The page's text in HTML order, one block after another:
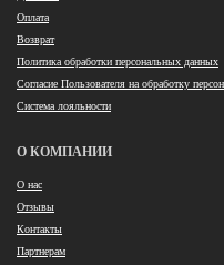
Оплата
Возврат
Политика обработки персональных данных
Согласие Пользователя на обработку
Система лояльности
О КОМПАНИИ
О нас
Отзывы
Контакты
Партнерам